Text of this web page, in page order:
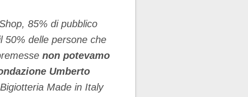
85% di pubblico
50% delle persone che
non potevamo
Umberto
Made in Italy